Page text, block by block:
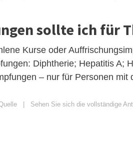
sollte ich für
Kurse oder
Diphtherie; Hepatitis A;
– nur für Personen
Sehen Sie sich die vollständige